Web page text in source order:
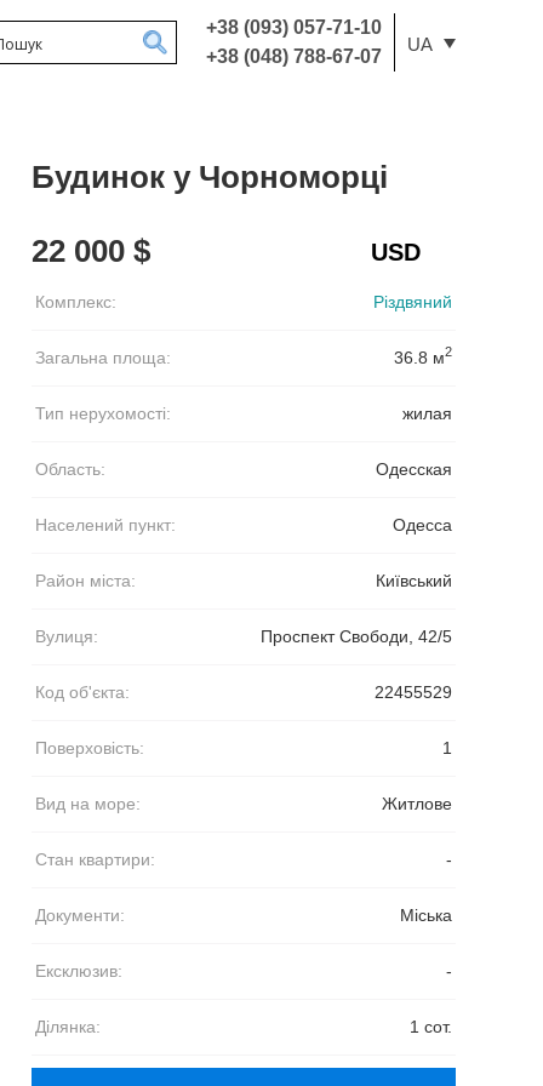
+38 (093) 057-71-10
+38 (048) 788-67-07
UA
Будинок у Чорноморці
22 000 $
Комплекс: Різдвяний
Загальна площа: 36.8 м2
Тип нерухомості: жилая
Область: Одесская
Населений пункт: Одесса
Район міста: Київський
Вулиця: Проспект Свободи, 42/5
Код об'єкта: 22455529
Поверховість: 1
Вид на море: Житлове
Стан квартири: -
Документи: Міська
Ексклюзив: -
Ділянка: 1 сот.